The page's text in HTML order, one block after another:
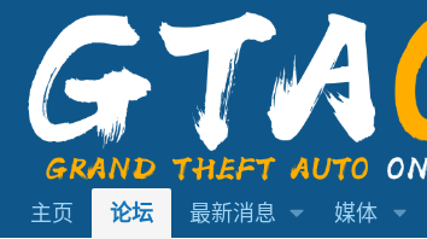
主页 论坛 最新消息 媒体